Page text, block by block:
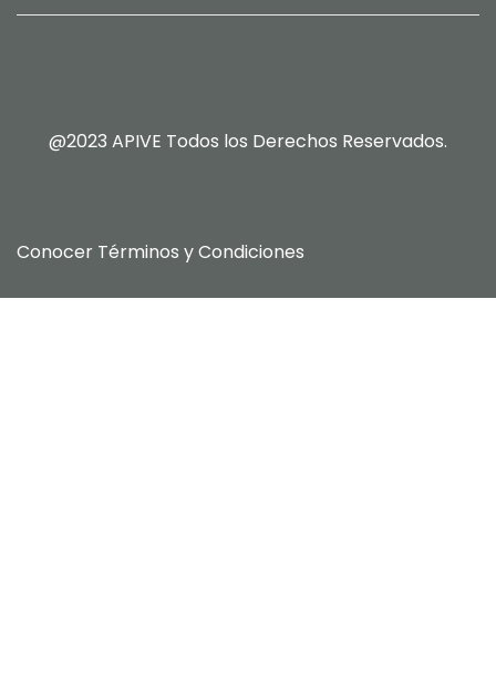
@2023 APIVE Todos los Derechos Reservados.
Conocer Términos y Condiciones